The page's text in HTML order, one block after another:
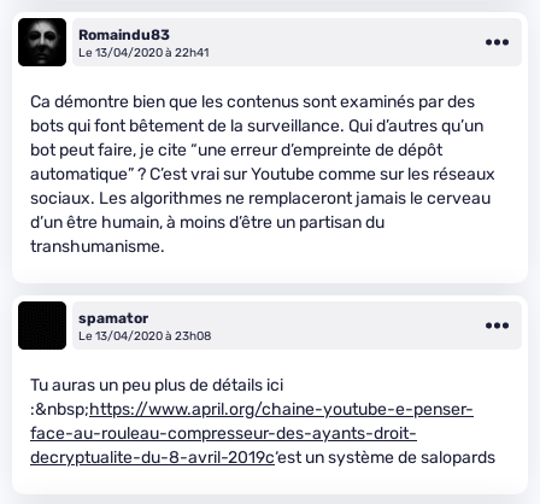
Romaindu83
Le 13/04/2020 à 22h41
Ca démontre bien que les contenus sont examinés par des
bots qui font bêtement de la surveillance. Qui d’autres qu’un
bot peut faire, je cite “une erreur d’empreinte de dépôt
automatique” ? C’est vrai sur Youtube comme sur les réseaux
sociaux. Les algorithmes ne remplaceront jamais le cerveau
d’un être humain, à moins d’être un partisan du
transhumanisme.
spamator
Le 13/04/2020 à 23h08
Tu auras un peu plus de détails ici
:&nbsp;https://www.april.org/chaine-youtube-e-penser-
face-au-rouleau-compresseur-des-ayants-droit-
decryptualite-du-8-avril-2019c‘est un système de salopards